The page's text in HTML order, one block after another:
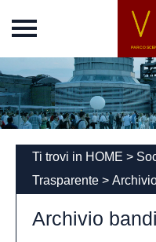
Home
Chi siamo
Incubatore
News
Eventi
Ti trovi in HOME >
Trasparente >
Archivio